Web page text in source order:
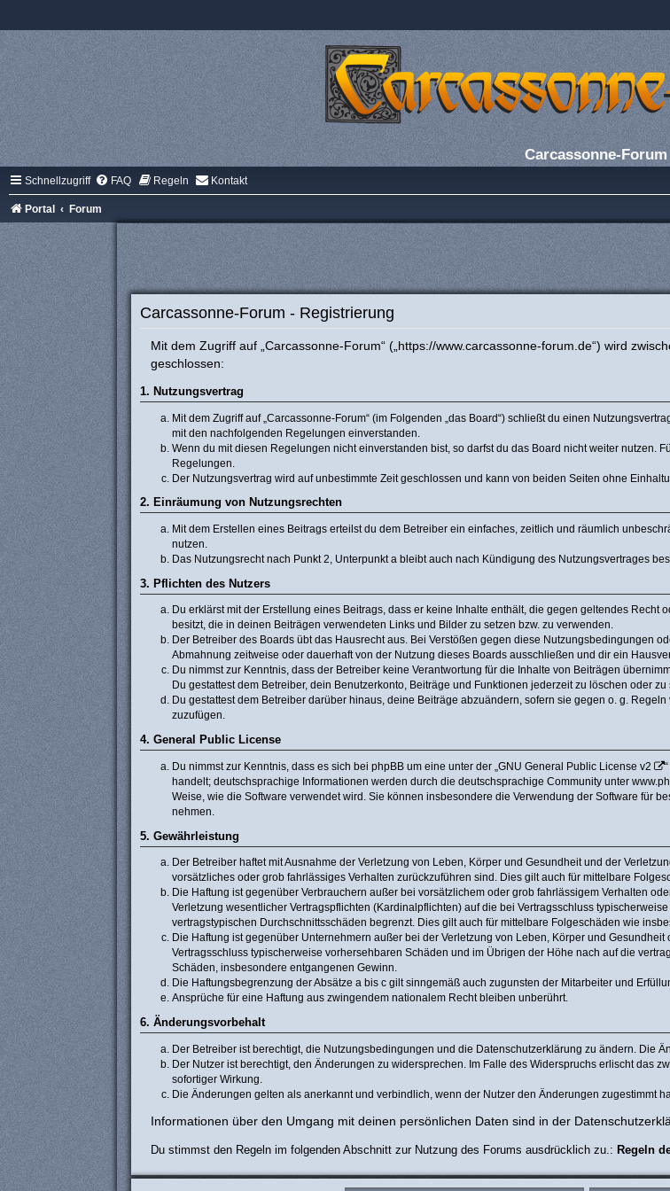
Carcassonne-Forum
Schnellzugriff FAQ Regeln Kontakt
Portal Forum
Carcassonne-Forum - Registrierung
Mit dem Zugriff auf „Carcassonne-Forum“ („https://www.carcassonne-forum.de“) wird
geschlossen:
1. Nutzungsvertrag
Mit dem Zugriff auf „Carcassonne-Forum“ (im Folgenden „das Board“) schließt du einen
mit den nachfolgenden Regelungen einverstanden.
Wenn du mit diesen Regelungen nicht einverstanden bist, so darfst du das Board nicht weiter nutzen.
Regelungen.
Der Nutzungsvertrag wird auf unbestimmte Zeit geschlossen und kann von beiden Seiten ohne
2. Einräumung von Nutzungsrechten
Mit dem Erstellen eines Beitrags erteilst du dem Betreiber ein einfaches, zeitlich und räumlich
nutzen.
Das Nutzungsrecht nach Punkt 2, Unterpunkt a bleibt auch nach Kündigung des Nutzungsvertrages
3. Pflichten des Nutzers
Du erklärst mit der Erstellung eines Beitrags, dass er keine Inhalte enthält, die gegen geltendes
besitzt, die in deinen Beiträgen verwendeten Links und Bilder zu setzen bzw. zu verwenden.
Der Betreiber des Boards übt das Hausrecht aus. Bei Verstößen gegen diese Nutzungsbedingungen
Abmahnung zeitweise oder dauerhaft von der Nutzung dieses Boards ausschließen und dir ein
Du nimmst zur Kenntnis, dass der Betreiber keine Verantwortung für die Inhalte von Beiträgen
Du gestattest dem Betreiber, dein Benutzerkonto, Beiträge und Funktionen jederzeit zu löschen oder zu
Du gestattest dem Betreiber darüber hinaus, deine Beiträge abzuändern, sofern sie gegen o. g.
zuzufügen.
4. General Public License
Du nimmst zur Kenntnis, dass es sich bei phpBB um eine unter der „ GNU General Public License v2
handelt; deutschsprachige Informationen werden durch die deutschsprachige Community unter
Weise, wie die Software verwendet wird. Sie können insbesondere die Verwendung der Software für
nehmen.
5. Gewährleistung
Der Betreiber haftet mit Ausnahme der Verletzung von Leben, Körper und Gesundheit und der
vorsätzliches oder grob fahrlässiges Verhalten zurückzuführen sind. Dies gilt auch für mittelbare
Die Haftung ist gegenüber Verbrauchern außer bei vorsätzlichem oder grob fahrlässigem Verhalten
Verletzung wesentlicher Vertragspflichten (Kardinalpflichten) auf die bei Vertragsschluss
vertragstypischen Durchschnittsschäden begrenzt. Dies gilt auch für mittelbare Folgeschäden wie
Die Haftung ist gegenüber Unternehmern außer bei der Verletzung von Leben, Körper und
Vertragsschluss typischerweise vorhersehbaren Schäden und im Übrigen der Höhe nach auf die
Schäden, insbesondere entgangenen Gewinn.
Die Haftungsbegrenzung der Absätze a bis c gilt sinngemäß auch zugunsten der Mitarbeiter und
Ansprüche für eine Haftung aus zwingendem nationalem Recht bleiben unberührt.
6. Änderungsvorbehalt
Der Betreiber ist berechtigt, die Nutzungsbedingungen und die Datenschutzerklärung zu ändern. Die
Der Nutzer ist berechtigt, den Änderungen zu widersprechen. Im Falle des Widerspruchs erlischt das
sofortiger Wirkung.
Die Änderungen gelten als anerkannt und verbindlich, wenn der Nutzer den Änderungen zugestimmt
Informationen über den Umgang mit deinen persönlichen Daten sind in der
Du stimmst den Regeln im folgenden Abschnitt zur Nutzung des Forums ausdrücklich zu.: Regeln